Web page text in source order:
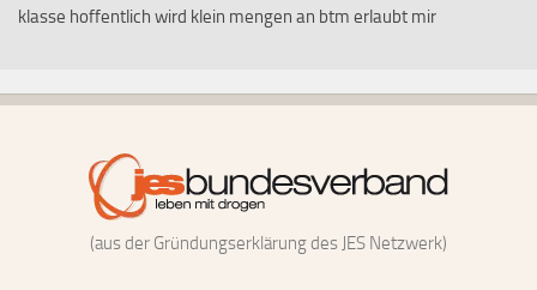
klasse hoffentlich wird klein mengen an btm erlaubt mir
(aus der Gründungserklärung des JES Netzwerk)